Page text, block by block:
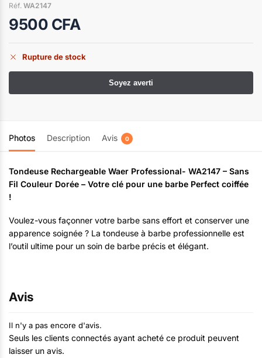
Réf. WA2147
9500 CFA
Rupture de stock
Photos Description Avis 0
Tondeuse Rechargeable Waer Professional- WA2147 – Sans
Fil Couleur Dorée – Votre clé pour une barbe Perfect coiffée
!
Voulez-vous façonner votre barbe sans effort et conserver une
apparence soignée ? La tondeuse à barbe professionnelle est
l’outil ultime pour un soin de barbe précis et élégant.
Avis
Il n'y a pas encore d'avis.
Seuls les clients connectés ayant acheté ce produit peuvent
laisser un avis.